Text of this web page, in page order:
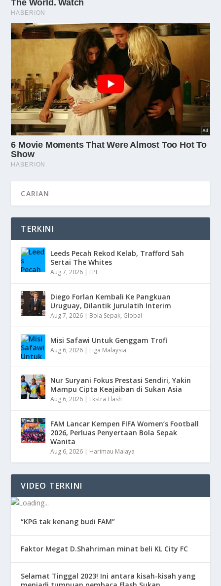
TERKINI
Leeds Pecah Rekod Kelab, Trafford Sah
Sertai The Whites
Aug 7, 2026 | EPL
Diego Forlan Kembali Ke Pangkuan
Uruguay, Dilantik Jurulatih Interim
Aug 7, 2026 | Bola Sepak, Global
Misi Safawi Untuk Genggam Trofi
Aug 6, 2026 | Liga Malaysia
Nur Suryani Fokus Prestasi Sendiri, Yakin
Mampu Cipta Keajaiban di Sukan Asia
Aug 6, 2026 | Ekstra Flash
FAM Lancar Kempen FIFA Women’s Football
2026, Perluas Penyertaan Bola Sepak
Wanita
Aug 6, 2026 | Harimau Malaya
VIDEO TERKINI
“KPG tak kenang budi FAM”
Faktor Megat D.Shahriman minat beli KL City FC
Selamat Tinggal 2023! Ini antara kisah-kisah yang